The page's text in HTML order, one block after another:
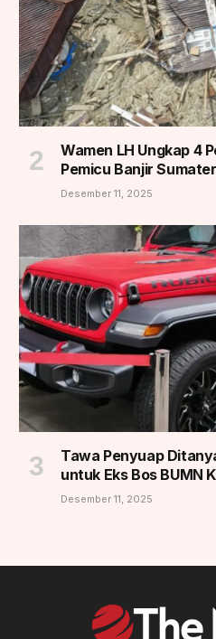
Wamen LH Ungkap 4
Pemicu Banjir
Desember 11, 2025
Tawa Penyuap
untuk Eks Bos BUMN
Desember 11, 2025